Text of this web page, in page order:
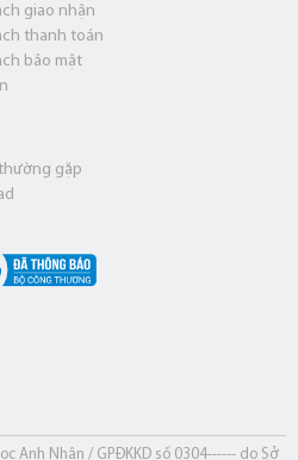
giao nhận
thanh toán
bảo mật
gặp
Anh Nhân / GPĐKKD số 0304------ do Sở